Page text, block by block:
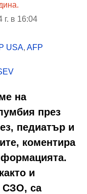
г. в 16:04
USA, AFP
на
през
педиатър и
коментира
и
СЗО, са